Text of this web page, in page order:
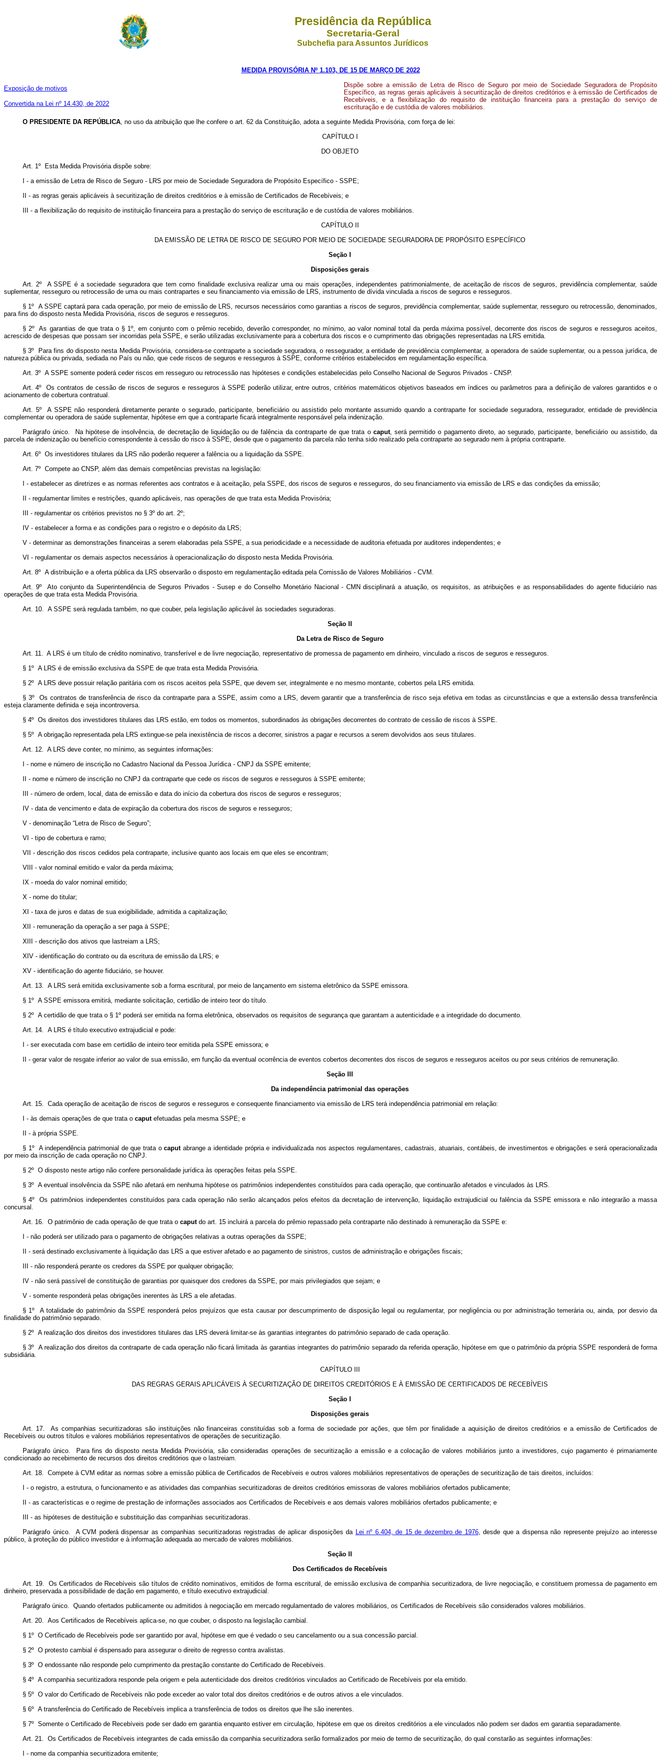
Presidência da República
Secretaria-Geral
Subchefia para Assuntos Jurídicos
MEDIDA PROVISÓRIA Nº 1.103, DE 15 DE MARÇO DE 2022
Exposição de motivos
Convertida na Lei nº 14.430, de 2022
Dispõe sobre a emissão de Letra de Risco de Seguro por meio de Sociedade Seguradora de Propósito
Específico, as regras gerais aplicáveis à securitização de direitos creditórios e à emissão de Certificados de
Recebíveis, e a flexibilização do requisito de instituição financeira para a prestação do serviço de
escrituração e de custódia de valores mobiliários.
O PRESIDENTE DA REPÚBLICA, no uso da atribuição que lhe confere o art. 62 da Constituição, adota a seguinte Medida Provisória, com força de lei:
CAPÍTULO I
DO OBJETO
Art. 1º Esta Medida Provisória dispõe sobre:
I - a emissão de Letra de Risco de Seguro - LRS por meio de Sociedade Seguradora de Propósito Específico - SSPE;
II - as regras gerais aplicáveis à securitização de direitos creditórios e à emissão de Certificados de Recebíveis; e
III - a flexibilização do requisito de instituição financeira para a prestação do serviço de escrituração e de custódia de valores mobiliários.
CAPÍTULO II
DA EMISSÃO DE LETRA DE RISCO DE SEGURO POR MEIO DE SOCIEDADE SEGURADORA DE PROPÓSITO ESPECÍFICO
Seção I
Disposições gerais
Art. 2º A SSPE é a sociedade seguradora que tem como finalidade exclusiva realizar uma ou mais operações, independentes patrimonialmente, de aceitação de riscos de seguros, previdência complementar, saúde
suplementar, resseguro ou retrocessão de uma ou mais contrapartes e seu financiamento via emissão de LRS, instrumento de dívida vinculada a riscos de seguros e resseguros.
§ 1º A SSPE captará para cada operação, por meio de emissão de LRS, recursos necessários como garantias a riscos de seguros, previdência complementar, saúde suplementar, resseguro ou retrocessão, denominados,
para fins do disposto nesta Medida Provisória, riscos de seguros e resseguros.
§ 2º As garantias de que trata o § 1º, em conjunto com o prêmio recebido, deverão corresponder, no mínimo, ao valor nominal total da perda máxima possível, decorrente dos riscos de seguros e resseguros aceitos,
acrescido de despesas que possam ser incorridas pela SSPE, e serão utilizadas exclusivamente para a cobertura dos riscos e o cumprimento das obrigações representadas na LRS emitida.
§ 3º Para fins do disposto nesta Medida Provisória, considera-se contraparte a sociedade seguradora, o ressegurador, a entidade de previdência complementar, a operadora de saúde suplementar, ou a pessoa jurídica, de
natureza pública ou privada, sediada no País ou não, que cede riscos de seguros e resseguros à SSPE, conforme critérios estabelecidos em regulamentação específica.
Art. 3º A SSPE somente poderá ceder riscos em resseguro ou retrocessão nas hipóteses e condições estabelecidas pelo Conselho Nacional de Seguros Privados - CNSP.
Art. 4º Os contratos de cessão de riscos de seguros e resseguros à SSPE poderão utilizar, entre outros, critérios matemáticos objetivos baseados em índices ou parâmetros para a definição de valores garantidos e o
acionamento de cobertura contratual.
Art. 5º A SSPE não responderá diretamente perante o segurado, participante, beneficiário ou assistido pelo montante assumido quando a contraparte for sociedade seguradora, ressegurador, entidade de previdência
complementar ou operadora de saúde suplementar, hipótese em que a contraparte ficará integralmente responsável pela indenização.
Parágrafo único. Na hipótese de insolvência, de decretação de liquidação ou de falência da contraparte de que trata o caput, será permitido o pagamento direto, ao segurado, participante, beneficiário ou assistido, da
parcela de indenização ou benefício correspondente à cessão do risco à SSPE, desde que o pagamento da parcela não tenha sido realizado pela contraparte ao segurado nem à própria contraparte.
Art. 6º Os investidores titulares da LRS não poderão requerer a falência ou a liquidação da SSPE.
Art. 7º Compete ao CNSP, além das demais competências previstas na legislação:
I - estabelecer as diretrizes e as normas referentes aos contratos e à aceitação, pela SSPE, dos riscos de seguros e resseguros, do seu financiamento via emissão de LRS e das condições da emissão;
II - regulamentar limites e restrições, quando aplicáveis, nas operações de que trata esta Medida Provisória;
III - regulamentar os critérios previstos no § 3º do art. 2º;
IV - estabelecer a forma e as condições para o registro e o depósito da LRS;
V - determinar as demonstrações financeiras a serem elaboradas pela SSPE, a sua periodicidade e a necessidade de auditoria efetuada por auditores independentes; e
VI - regulamentar os demais aspectos necessários à operacionalização do disposto nesta Medida Provisória.
Art. 8º A distribuição e a oferta pública da LRS observarão o disposto em regulamentação editada pela Comissão de Valores Mobiliários - CVM.
Art. 9º Ato conjunto da Superintendência de Seguros Privados - Susep e do Conselho Monetário Nacional - CMN disciplinará a atuação, os requisitos, as atribuições e as responsabilidades do agente fiduciário nas
operações de que trata esta Medida Provisória.
Art. 10. A SSPE será regulada também, no que couber, pela legislação aplicável às sociedades seguradoras.
Seção II
Da Letra de Risco de Seguro
Art. 11. A LRS é um título de crédito nominativo, transferível e de livre negociação, representativo de promessa de pagamento em dinheiro, vinculado a riscos de seguros e resseguros.
§ 1º A LRS é de emissão exclusiva da SSPE de que trata esta Medida Provisória.
§ 2º A LRS deve possuir relação paritária com os riscos aceitos pela SSPE, que devem ser, integralmente e no mesmo montante, cobertos pela LRS emitida.
§ 3º Os contratos de transferência de risco da contraparte para a SSPE, assim como a LRS, devem garantir que a transferência de risco seja efetiva em todas as circunstâncias e que a extensão dessa transferência
esteja claramente definida e seja incontroversa.
§ 4º Os direitos dos investidores titulares das LRS estão, em todos os momentos, subordinados às obrigações decorrentes do contrato de cessão de riscos à SSPE.
§ 5º A obrigação representada pela LRS extingue-se pela inexistência de riscos a decorrer, sinistros a pagar e recursos a serem devolvidos aos seus titulares.
Art. 12. A LRS deve conter, no mínimo, as seguintes informações:
I - nome e número de inscrição no Cadastro Nacional da Pessoa Jurídica - CNPJ da SSPE emitente;
II - nome e número de inscrição no CNPJ da contraparte que cede os riscos de seguros e resseguros à SSPE emitente;
III - número de ordem, local, data de emissão e data do início da cobertura dos riscos de seguros e resseguros;
IV - data de vencimento e data de expiração da cobertura dos riscos de seguros e resseguros;
V - denominação “Letra de Risco de Seguro”;
VI - tipo de cobertura e ramo;
VII - descrição dos riscos cedidos pela contraparte, inclusive quanto aos locais em que eles se encontram;
VIII - valor nominal emitido e valor da perda máxima;
IX - moeda do valor nominal emitido;
X - nome do titular;
XI - taxa de juros e datas de sua exigibilidade, admitida a capitalização;
XII - remuneração da operação a ser paga à SSPE;
XIII - descrição dos ativos que lastreiam a LRS;
XIV - identificação do contrato ou da escritura de emissão da LRS; e
XV - identificação do agente fiduciário, se houver.
Art. 13. A LRS será emitida exclusivamente sob a forma escritural, por meio de lançamento em sistema eletrônico da SSPE emissora.
§ 1º A SSPE emissora emitirá, mediante solicitação, certidão de inteiro teor do título.
§ 2º A certidão de que trata o § 1º poderá ser emitida na forma eletrônica, observados os requisitos de segurança que garantam a autenticidade e a integridade do documento.
Art. 14. A LRS é título executivo extrajudicial e pode:
I - ser executada com base em certidão de inteiro teor emitida pela SSPE emissora; e
II - gerar valor de resgate inferior ao valor de sua emissão, em função da eventual ocorrência de eventos cobertos decorrentes dos riscos de seguros e resseguros aceitos ou por seus critérios de remuneração.
Seção III
Da independência patrimonial das operações
Art. 15. Cada operação de aceitação de riscos de seguros e resseguros e consequente financiamento via emissão de LRS terá independência patrimonial em relação:
I - às demais operações de que trata o caputefetuadas pela mesma SSPE; e
II - à própria SSPE.
§ 1º A independência patrimonial de que trata ocaputabrange a identidade própria e individualizada nos aspectos regulamentares, cadastrais, atuariais, contábeis, de investimentos e obrigações e será operacionalizada
por meio da inscrição de cada operação no CNPJ.
§ 2º O disposto neste artigo não confere personalidade jurídica às operações feitas pela SSPE.
§ 3º A eventual insolvência da SSPE não afetará em nenhuma hipótese os patrimônios independentes constituídos para cada operação, que continuarão afetados e vinculados às LRS.
§ 4º Os patrimônios independentes constituídos para cada operação não serão alcançados pelos efeitos da decretação de intervenção, liquidação extrajudicial ou falência da SSPE emissora e não integrarão a massa
concursal.
Art. 16. O patrimônio de cada operação de que trata o caputdo art. 15 incluirá a parcela do prêmio repassado pela contraparte não destinado à remuneração da SSPE e:
I - não poderá ser utilizado para o pagamento de obrigações relativas a outras operações da SSPE;
II - será destinado exclusivamente à liquidação das LRS a que estiver afetado e ao pagamento de sinistros, custos de administração e obrigações fiscais;
III - não responderá perante os credores da SSPE por qualquer obrigação;
IV - não será passível de constituição de garantias por quaisquer dos credores da SSPE, por mais privilegiados que sejam; e
V - somente responderá pelas obrigações inerentes às LRS a ele afetadas.
§ 1º A totalidade do patrimônio da SSPE responderá pelos prejuízos que esta causar por descumprimento de disposição legal ou regulamentar, por negligência ou por administração temerária ou, ainda, por desvio da
finalidade do patrimônio separado.
§ 2º A realização dos direitos dos investidores titulares das LRS deverá limitar-se às garantias integrantes do patrimônio separado de cada operação.
§ 3º A realização dos direitos da contraparte de cada operação não ficará limitada às garantias integrantes do patrimônio separado da referida operação, hipótese em que o patrimônio da própria SSPE responderá de forma
subsidiária.
CAPÍTULO III
DAS REGRAS GERAIS APLICÁVEIS À SECURITIZAÇÃO DE DIREITOS CREDITÓRIOS E À EMISSÃO DE CERTIFICADOS DE RECEBÍVEIS
Seção I
Disposições gerais
Art. 17. As companhias securitizadoras são instituições não financeiras constituídas sob a forma de sociedade por ações, que têm por finalidade a aquisição de direitos creditórios e a emissão de Certificados de
Recebíveis ou outros títulos e valores mobiliários representativos de operações de securitização.
Parágrafo único. Para fins do disposto nesta Medida Provisória, são consideradas operações de securitização a emissão e a colocação de valores mobiliários junto a investidores, cujo pagamento é primariamente
condicionado ao recebimento de recursos dos direitos creditórios que o lastreiam.
Art. 18. Compete à CVM editar as normas sobre a emissão pública de Certificados de Recebíveis e outros valores mobiliários representativos de operações de securitização de tais direitos, incluídos:
I - o registro, a estrutura, o funcionamento e as atividades das companhias securitizadoras de direitos creditórios emissoras de valores mobiliários ofertados publicamente;
II - as características e o regime de prestação de informações associados aos Certificados de Recebíveis e aos demais valores mobiliários ofertados publicamente; e
III - as hipóteses de destituição e substituição das companhias securitizadoras.
Parágrafo único. A CVM poderá dispensar as companhias securitizadoras registradas de aplicar disposições da Lei nº 6.404, de 15 de dezembro de 1976, desde que a dispensa não represente prejuízo ao interesse
público, à proteção do público investidor e à informação adequada ao mercado de valores mobiliários.
Seção II
Dos Certificados de Recebíveis
Art. 19. Os Certificados de Recebíveis são títulos de crédito nominativos, emitidos de forma escritural, de emissão exclusiva de companhia securitizadora, de livre negociação, e constituem promessa de pagamento em
dinheiro, preservada a possibilidade de dação em pagamento, e título executivo extrajudicial.
Parágrafo único. Quando ofertados publicamente ou admitidos à negociação em mercado regulamentado de valores mobiliários, os Certificados de Recebíveis são considerados valores mobiliários.
Art. 20. Aos Certificados de Recebíveis aplica-se, no que couber, o disposto na legislação cambial.
§ 1º O Certificado de Recebíveis pode ser garantido por aval, hipótese em que é vedado o seu cancelamento ou a sua concessão parcial.
§ 2º O protesto cambial é dispensado para assegurar o direito de regresso contra avalistas.
§ 3º O endossante não responde pelo cumprimento da prestação constante do Certificado de Recebíveis.
§ 4º A companhia securitizadora responde pela origem e pela autenticidade dos direitos creditórios vinculados ao Certificado de Recebíveis por ela emitido.
§ 5º O valor do Certificado de Recebíveis não pode exceder ao valor total dos direitos creditórios e de outros ativos a ele vinculados.
§ 6º A transferência do Certificado de Recebíveis implica a transferência de todos os direitos que lhe são inerentes.
§ 7º Somente o Certificado de Recebíveis pode ser dado em garantia enquanto estiver em circulação, hipótese em que os direitos creditórios a ele vinculados não podem ser dados em garantia separadamente.
Art. 21. Os Certificados de Recebíveis integrantes de cada emissão da companhia securitizadora serão formalizados por meio de termo de securitização, do qual constarão as seguintes informações:
I - nome da companhia securitizadora emitente;